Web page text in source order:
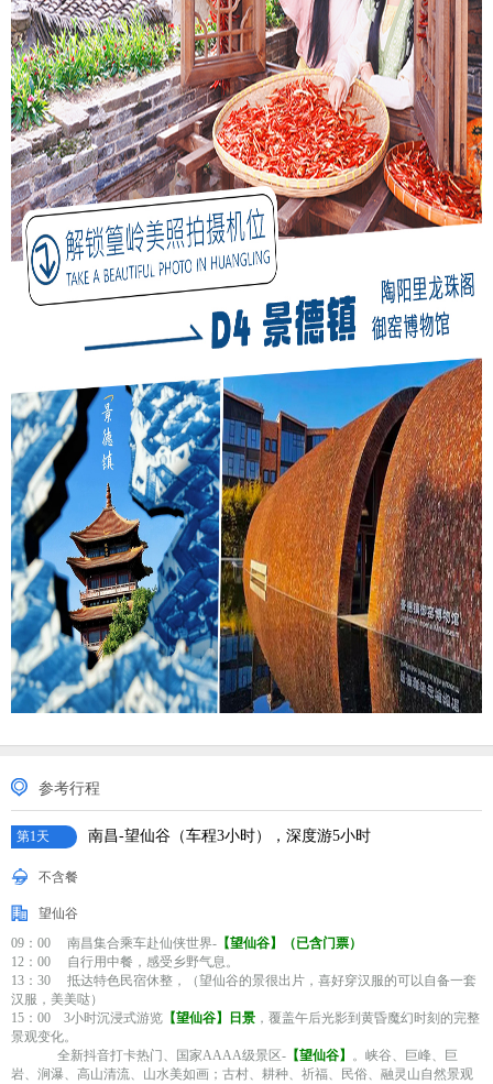
参考行程
第1天 南昌-望仙谷（车程3小时），深度游5小时
不含餐
望仙谷
09：00 南昌集合乘车赴仙侠世界- 【望仙谷】（已含门票）
12：00 自行用中餐，感受乡野气息。
13：30 抵达特色民宿休整，（望仙谷的景很出片，喜好穿汉服的可以自备一套
汉服，美美哒）
15：00 3小时沉浸式游览 【望仙谷】日景 ，覆盖午后光影到黄昏魔幻时刻的完整
景观变化。
全新抖音打卡热门、国家AAAA级景区- 【望仙谷】 。峡谷、巨峰、巨
岩、涧瀑、高山清流、山水美如画；古村、耕种、祈福、民俗、融灵山自然景观